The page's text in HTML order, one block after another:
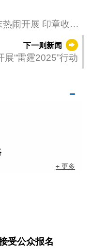
闹开展 印章收集
下一则新闻
“雷霆2025”行动
+ 更多
受公众报名